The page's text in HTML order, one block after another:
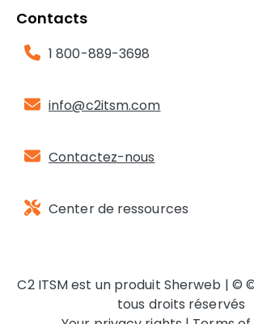
Contacts
1 800-889-3698
info@c2itsm.com
Contactez-nous
Center de ressources
C2 ITSM est un produit Sherweb | ©
tous droits réservés